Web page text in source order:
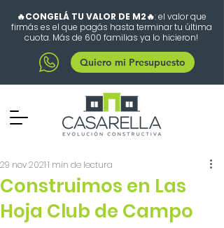
🔥CONGELÁ TU VALOR DE M2🔥: el valor que
firmás es el que pagás hasta terminar tu última
cuota. Más de 600 familias ya lo hicieron!
Quiero mi Presupuesto
Construimos en Las
Hoja Club de Campo
29 nov 20211 min de lectura